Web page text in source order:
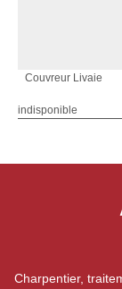
Couvreur Livaie
indisponible
Charpentier,